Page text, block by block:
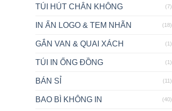
TÚI HÚT CHÂN KHÔNG (7)
IN ẤN LOGO & TEM NHÃN (18)
GẮN VAN & QUAI XÁCH (1)
TÚI IN ỐNG ĐỒNG (1)
BÁN SỈ (11)
BAO BÌ KHÔNG IN (40)